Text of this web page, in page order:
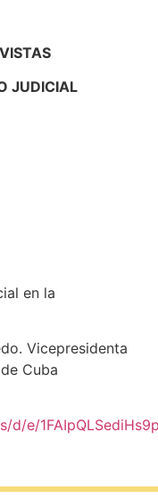
JUDICIAL
en la
Vicepresidenta
Cuba
e/